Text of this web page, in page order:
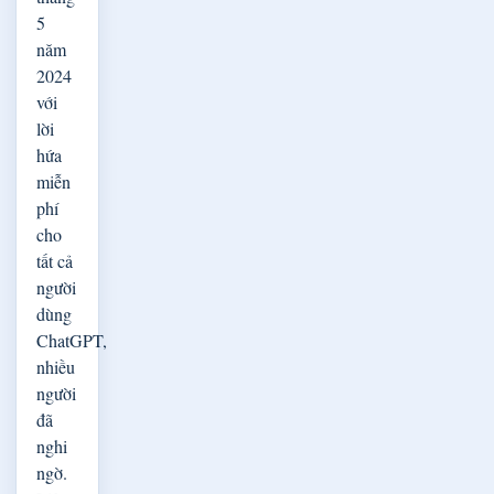
5
năm
2024
với
lời
hứa
miễn
phí
cho
tất cả
người
dùng
ChatGPT,
nhiều
người
đã
nghi
ngờ.